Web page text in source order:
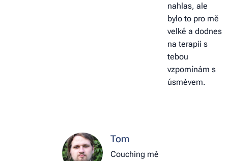
nahlas, ale
bylo to pro mě
velké a dodnes
na terapii s
tebou
vzpomínám s
úsměvem.
Tom
Couching mě